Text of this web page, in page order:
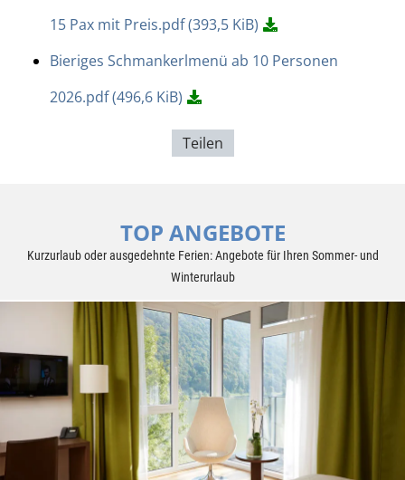
15 Pax mit Preis.pdf(393,5 KiB)
Bieriges Schmankerlmenü ab 10 Personen
2026.pdf(496,6 KiB)
Teilen
TOP ANGEBOTE
Kurzurlaub oder ausgedehnte Ferien: Angebote für Ihren Sommer- und
Winterurlaub